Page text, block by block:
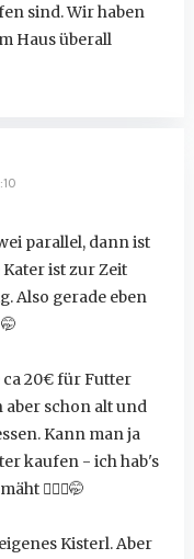
sind. Wir haben
Haus überall
parallel, dann ist
ist zur Zeit
Also gerade eben
🤭
20€ für Futter
aber schon alt und
Kann man ja
kaufen - ich hab's
🤷🏻‍♀️🤭
Kisterl. Aber